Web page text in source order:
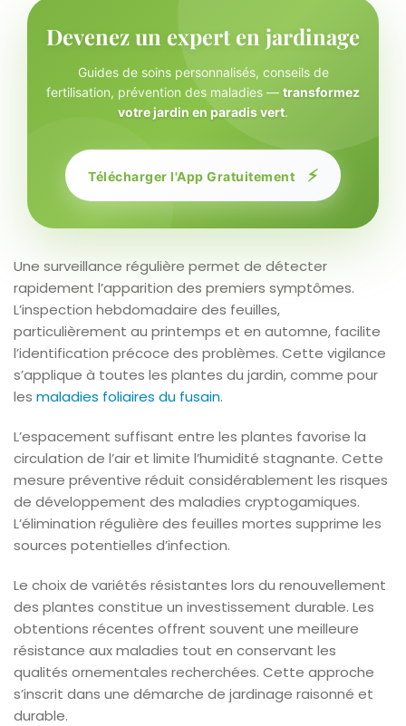
Devenez un expert en jardinage
Guides de soins personnalisés, conseils de
fertilisation, prévention des maladies — transformez
votre jardin en paradis vert.
Télécharger l'App Gratuitement ⚡
Une surveillance régulière permet de détecter
rapidement l’apparition des premiers symptômes.
L’inspection hebdomadaire des feuilles,
particulièrement au printemps et en automne, facilite
l’identification précoce des problèmes. Cette vigilance
s’applique à toutes les plantes du jardin, comme pour
les maladies foliaires du fusain.
L’espacement suffisant entre les plantes favorise la
circulation de l’air et limite l’humidité stagnante. Cette
mesure préventive réduit considérablement les risques
de développement des maladies cryptogamiques.
L’élimination régulière des feuilles mortes supprime les
sources potentielles d’infection.
Le choix de variétés résistantes lors du renouvellement
des plantes constitue un investissement durable. Les
obtentions récentes offrent souvent une meilleure
résistance aux maladies tout en conservant les
qualités ornementales recherchées. Cette approche
s’inscrit dans une démarche de jardinage raisonné et
durable.